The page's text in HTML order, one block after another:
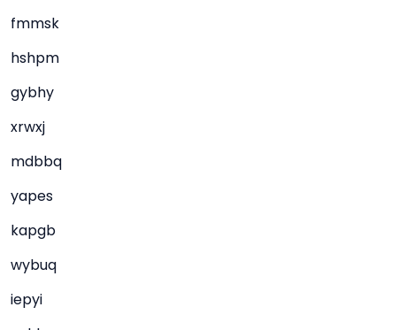
fmmsk
hshpm
gybhy
xrwxj
mdbbq
yapes
kapgb
wybuq
iepyi